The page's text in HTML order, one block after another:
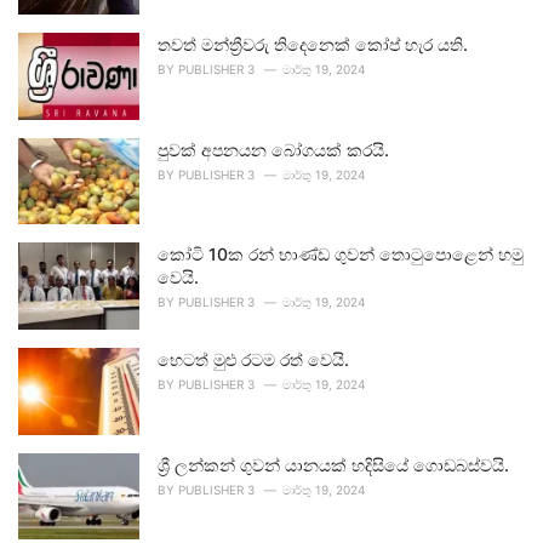
තවත් මන්ත්‍රීවරු තිදෙනෙක් කෝප් හැර යති.
BY PUBLISHER 3 මාර්තු 19, 2024
පුවක් අපනයන බෝගයක් කරයි.
BY PUBLISHER 3 මාර්තු 19, 2024
කෝටි 10ක රන් භාණ්ඩ ගුවන් තොටුපොළෙන් හමු
වෙයි.
BY PUBLISHER 3 මාර්තු 19, 2024
හෙටත් මුළු රටම රත් වෙයි.
BY PUBLISHER 3 මාර්තු 19, 2024
ශ්‍රී ලන්කන් ගුවන් යානයක් හදිසියේ ගොඩබස්වයි.
BY PUBLISHER 3 මාර්තු 19, 2024